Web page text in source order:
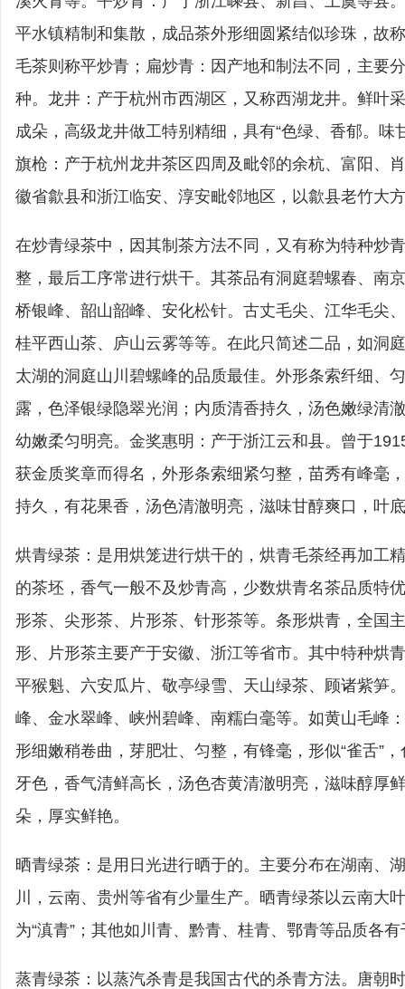
平水镇精制和集散，成品茶外形细圆紧结似珍珠，故
毛茶则称平炒青；扁炒青：因产地和制法不同，主要
种。龙井：产于杭州市西湖区，又称西湖龙井。鲜叶
成朵，高级龙井做工特别精细，具有“色绿、香郁。味
旗枪：产于杭州龙井茶区四周及毗邻的余杭、富阳、
徽省歙县和浙江临安、淳安毗邻地区，以歙县老竹大
在炒青绿茶中，因其制茶方法不同，又有称为特种炒
整，最后工序常进行烘干。其茶品有洞庭碧螺春、南
桥银峰、韶山韶峰、安化松针。古丈毛尖、江华毛尖
桂平西山茶、庐山云雾等等。在此只简述二品，如洞
太湖的洞庭山川碧螺峰的品质最佳。外形条索纤细、
露，色泽银绿隐翠光润；内质清香持久，汤色嫩绿清
幼嫩柔匀明亮。金奖惠明：产于浙江云和县。曾于
获金质奖章而得名，外形条索细紧匀整，苗秀有峰毫
持久，有花果香，汤色清澈明亮，滋味甘醇爽口，叶
烘青绿茶：是用烘笼进行烘干的，烘青毛茶经再加工
的茶坯，香气一般不及炒青高，少数烘青名茶品质特
形茶、尖形茶、片形茶、针形茶等。条形烘青，全国
形、片形茶主要产于安徽、浙江等省市。其中特种烘
平猴魁、六安瓜片、敬亭绿雪、天山绿茶、顾诸紫笋
峰、金水翠峰、峡州碧峰、南糯白毫等。如黄山毛峰
形细嫩稍卷曲，芽肥壮、匀整，有锋毫，形似“雀舌”
牙色，香气清鲜高长，汤色杏黄清澈明亮，滋味醇厚
朵，厚实鲜艳。
晒青绿茶：是用日光进行晒于的。主要分布在湖南、
川，云南、贵州等省有少量生产。晒青绿茶以云南大
为“滇青”；其他如川青、黔青、桂青、鄂青等品质各
蒸青绿茶：以蒸汽杀青是我国古代的杀青方法。唐朝